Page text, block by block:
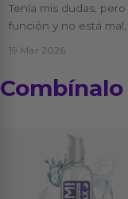
Tenía mis dudas,
función y no está
19 Mar 2026
Combínalo